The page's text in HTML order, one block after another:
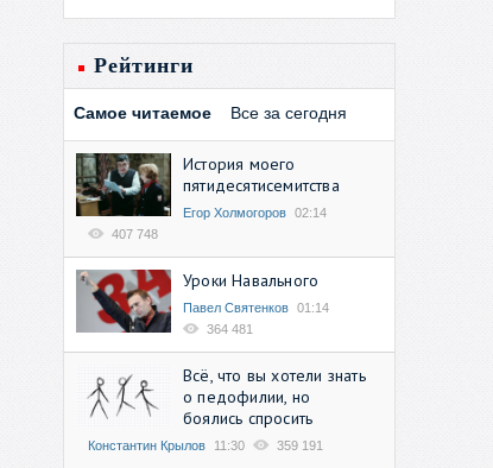
Рейтинги
Самое читаемое Все за сегодня
История моего
пятидесятисемитства
Егор Холмогоров 02:14
407 748
Уроки Навального
Павел Святенков 01:14
364 481
Всё, что вы хотели знать
о педофилии, но
боялись спросить
Константин Крылов 11:30 359 191